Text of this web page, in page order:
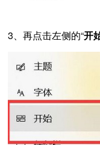
3、再点击左侧的“开